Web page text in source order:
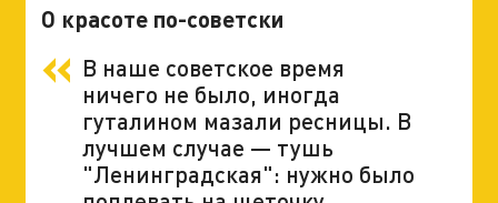
О красоте по-советски
В наше советское время
ничего не было, иногда
гуталином мазали ресницы. В
лучшем случае — тушь
"Ленинградская": нужно было